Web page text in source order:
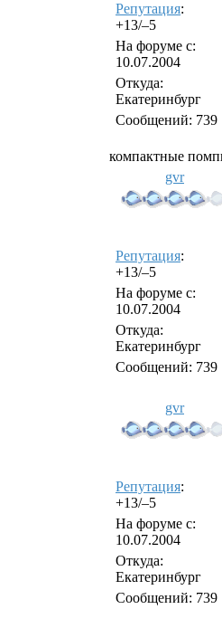
Репутация:
+13/–5
На форуме с:
10.07.2004
Откуда:
Екатеринбург
Сообщений: 739
компактные
gvr
Репутация:
+13/–5
На форуме с:
10.07.2004
Откуда:
Екатеринбург
Сообщений: 739
gvr
Репутация:
+13/–5
На форуме с:
10.07.2004
Откуда:
Екатеринбург
Сообщений: 739